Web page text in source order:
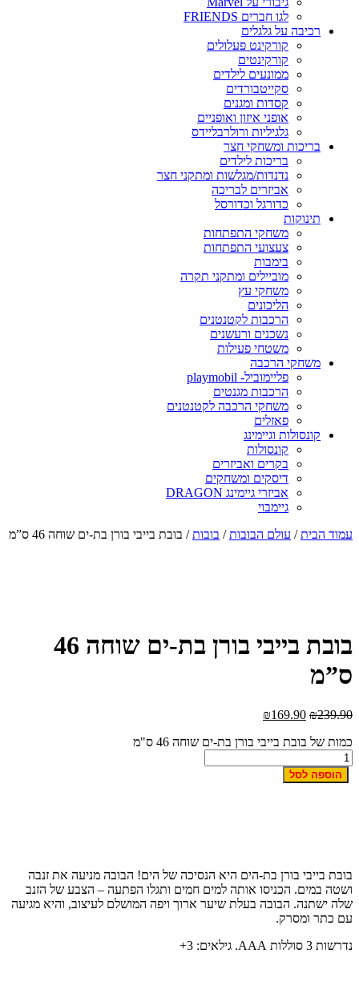
לגו חברים FRIENDS
רכיבה על גלגלים
קורקינט פעלולים
קורקינטים
ממונעים לילדים
סקייטבורדים
קסדות ומגנים
אופני איזון ואופניים
גלגיליות ורולרבליידס
בריכות ומשחקי חצר
בריכות לילדים
נדנדות/מגלשות ומתקני חצר
אביזרים לבריכה
כדורגל וכדורסל
תינוקות
משחקי התפתחות
צעצועי התפתחות
בימבות
מוביילים ומתקני תקרה
משחקי עץ
הליכונים
הרכבות לקטנטנים
נשכנים ורעשנים
משטחי פעילות
משחקי הרכבה
פליימוביל- playmobil
הרכבות מגנטים
משחקי הרכבה לקטנטנים
פאזלים
קונסולות וגיימינג
קונסולות
בקרים ואביזרים
דיסקים ומשחקים
אביזרי גיימינג DRAGON
גיימבוי
עמוד הבית/ עולם הבובות/ בובות/ בובת בייבי בורן בת-ים שוחה 46 ס”מ
בובת בייבי בורן בת-ים שוחה 46
ס”מ
₪239.90
₪169.90
כמות של בובת בייבי בורן בת-ים שוחה 46 ס"מ
הוספה לסל
בובת בייבי בורן בת-הים היא הנסיכה של הים! הבובה מניעה את זנבה
ושטה במים. הכניסו אותה למים חמים ותגלו הפתעה – הצבע של הזנב
שלה ישתנה. הבובה בעלת שיער ארוך ויפה המושלם לעיצוב, והיא מגיעה
עם כתר ומסרק.
נדרשות 3 סוללות
AAA. גילאים: 3+